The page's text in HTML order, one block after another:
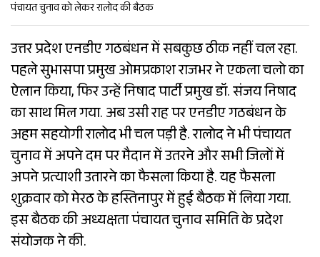
पंचायत चुनाव को लेकर रालोद की बैठक
उत्तर प्रदेश एनडीए गठबंधन में सबकुछ ठीक नहीं चल रहा.
पहले सुभासपा प्रमुख ओमप्रकाश राजभर ने एकला चलो का
ऐलान किया, फिर उन्हें निषाद पार्टी प्रमुख डॉ. संजय निषाद
का साथ मिल गया. अब उसी राह पर एनडीए गठबंधन के
अहम सहयोगी रालोद भी चल पड़ी है. रालोद ने भी पंचायत
चुनाव में अपने दम पर मैदान में उतरने और सभी जिलों में
अपने प्रत्याशी उतारने का फैसला किया है. यह फैसला
शुक्रवार को मेरठ के हस्तिनापुर में हुई बैठक में लिया गया.
इस बैठक की अध्यक्षता पंचायत चुनाव समिति के प्रदेश
संयोजक ने की.